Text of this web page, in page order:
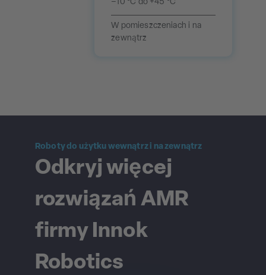
–10 °C do +45 °C
W pomieszczeniach i na
zewnątrz
Roboty do użytku wewnątrz i na zewnątrz
Odkryj więcej
rozwiązań AMR
firmy Innok
Robotics